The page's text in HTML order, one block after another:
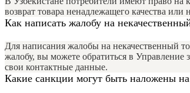
возврат товара ненадлежащего качества или
Как написать жалобу на
Для написания жалобы на некачественный
жалобу, вы можете обратиться в Управление
свои контактные данные.
Какие санкции могут быть наложены